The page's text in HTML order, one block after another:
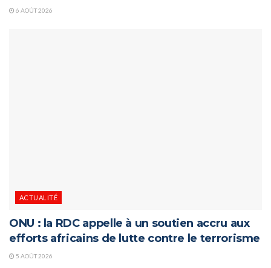
6 AOÛT 2026
ACTUALITÉ
ONU : la RDC appelle à un soutien accru aux
efforts africains de lutte contre le terrorisme
5 AOÛT 2026